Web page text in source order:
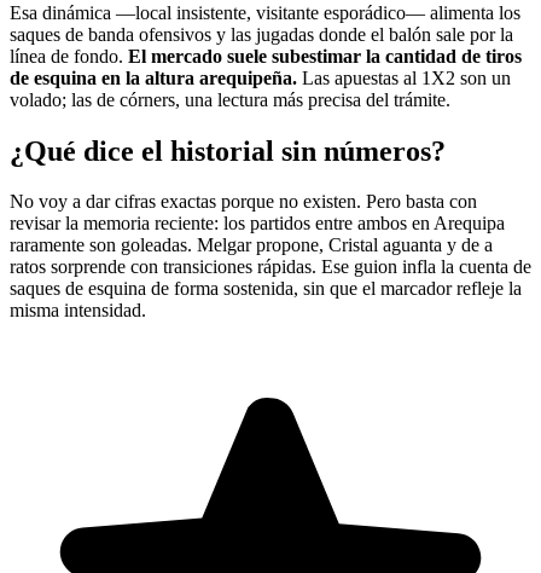
Esa dinámica —local insistente, visitante esporádico— alimenta los
saques de banda ofensivos y las jugadas donde el balón sale por la
línea de fondo. El mercado suele subestimar la cantidad de tiros
de esquina en la altura arequipeña. Las apuestas al 1X2 son un
volado; las de córners, una lectura más precisa del trámite.
¿Qué dice el historial sin números?
No voy a dar cifras exactas porque no existen. Pero basta con
revisar la memoria reciente: los partidos entre ambos en Arequipa
raramente son goleadas. Melgar propone, Cristal aguanta y de a
ratos sorprende con transiciones rápidas. Ese guion infla la cuenta de
saques de esquina de forma sostenida, sin que el marcador refleje la
misma intensidad.